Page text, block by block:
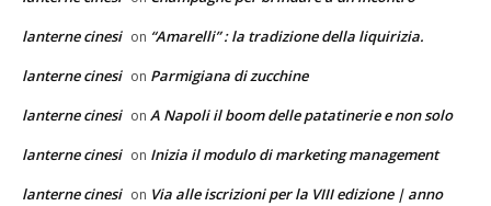
lanterne cinesi on “Amarelli” : la tradizione della liquirizia.
lanterne cinesi on Parmigiana di zucchine
lanterne cinesi on A Napoli il boom delle patatinerie e non solo
lanterne cinesi on Inizia il modulo di marketing management
lanterne cinesi on Via alle iscrizioni per la VIII edizione | anno